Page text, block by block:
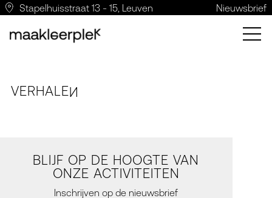
Stapelhuisstraat 13 - 15, Leuven Nieuwsbrief
VERHALEN
BLIJF OP DE HOOGTE VAN
ONZE ACTIVITEITEN
Inschrijven op de nieuwsbrief